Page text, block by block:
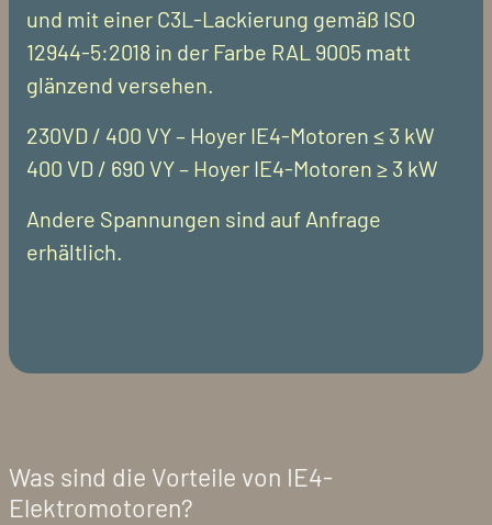
und mit einer C3L-Lackierung gemäß ISO
12944-5:2018 in der Farbe RAL 9005 matt
glänzend versehen.
230VD / 400 VY – Hoyer IE4-Motoren ≤ 3 kW
400 VD / 690 VY – Hoyer IE4-Motoren ≥ 3 kW
Andere Spannungen sind auf Anfrage
erhältlich.
Was sind die Vorteile von IE4-
Elektromotoren?